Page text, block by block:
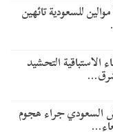
للسعودية تائهين
التحشيد
السعودي جراء هجوم